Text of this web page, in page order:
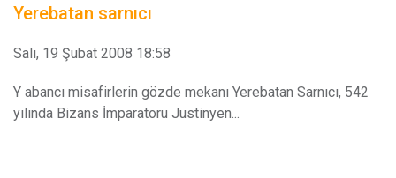
Yerebatan sarnıcı
Salı, 19 Şubat 2008 18:58
Y abancı misafirlerin gözde mekanı Yerebatan Sarnıcı, 542
yılında Bizans İmparatoru Justinyen...